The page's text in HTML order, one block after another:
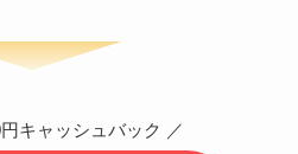
キャッシュバック ／